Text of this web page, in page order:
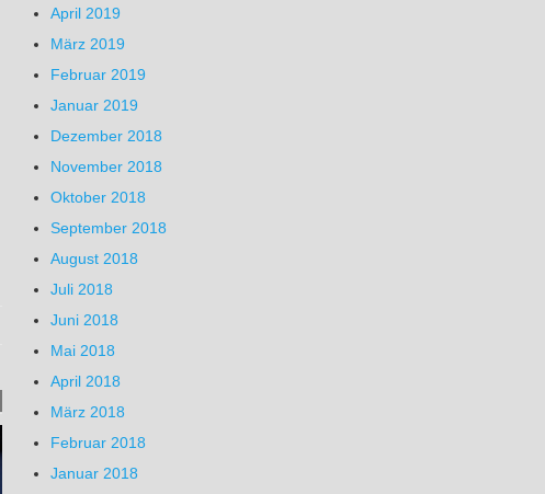
April 2019
März 2019
Februar 2019
Januar 2019
Dezember 2018
November 2018
Oktober 2018
September 2018
August 2018
Juli 2018
Juni 2018
Mai 2018
April 2018
März 2018
Februar 2018
Januar 2018